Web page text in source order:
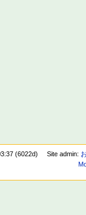
(6022d) Site admin: